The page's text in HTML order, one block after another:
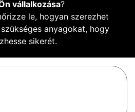
vállalkozása?
le, hogyan szerezhet
anyagokat, hogy
sikerét.